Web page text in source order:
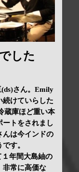
した
さん。Emily
続けていらした
蔵庫ほど重い本
ートをされまし
んは今インドの
す。
年間大島紬の
非常に高価な